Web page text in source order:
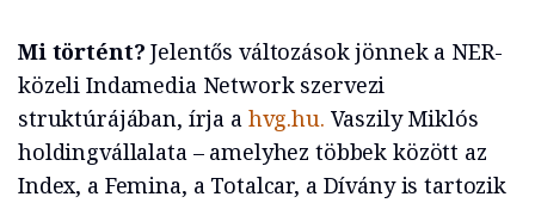
Mi történt? Jelentős változások jönnek a NER-
közeli Indamedia Network szervezi
struktúrájában, írja a hvg.hu. Vaszily Miklós
holdingvállalata – amelyhez többek között az
Index, a Femina, a Totalcar, a Dívány is tartozik